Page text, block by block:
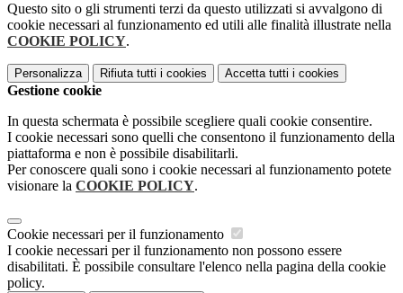
Questo sito o gli strumenti terzi da questo utilizzati si avvalgono di
cookie necessari al funzionamento ed utili alle finalità illustrate nella
COOKIE POLICY.
Personalizza Rifiuta tutti i cookies Accetta tutti i cookies
Gestione cookie
In questa schermata è possibile scegliere quali cookie consentire.
I cookie necessari sono quelli che consentono il funzionamento della
piattaforma e non è possibile disabilitarli.
Per conoscere quali sono i cookie necessari al funzionamento potete
visionare la COOKIE POLICY.
Cookie necessari per il funzionamento
I cookie necessari per il funzionamento non possono essere
disabilitati. È possibile consultare l'elenco nella pagina della cookie
policy.